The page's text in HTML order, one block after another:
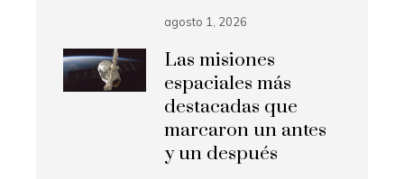
agosto 1, 2026
Las misiones
espaciales más
destacadas que
marcaron un antes
y un después